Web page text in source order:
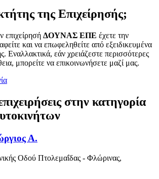
της Επιχείρησής;
επιχείρησή ΔΟΥΝΑΣ ΕΠΕ έχετε την
και να επωφεληθείτε από εξειδικευμένα
Εναλλακτικά, εάν χρειάζεστε περισσότερες
μπορείτε να επικοινωνήσετε μαζί μας.
στην κατηγορία
Α.
Οδού Πτολεμαΐδας - Φλώρινας,